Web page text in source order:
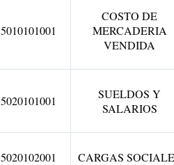
5010101001
COSTO DE
MERCADERIA
VENDIDA
5020101001
SUELDOS Y
SALARIOS
5020102001 CARGAS